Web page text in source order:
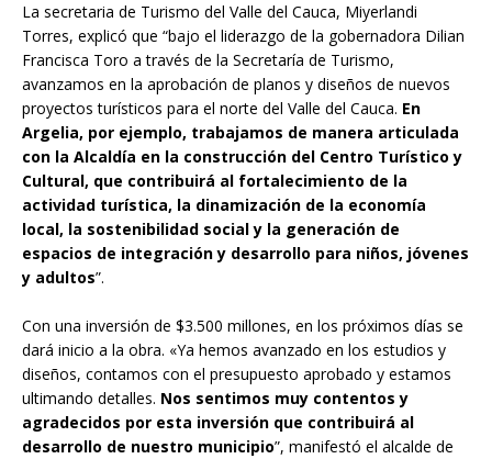
La secretaria de Turismo del Valle del Cauca, Miyerlandi
Torres, explicó que “bajo el liderazgo de la gobernadora Dilian
Francisca Toro a través de la Secretaría de Turismo,
avanzamos en la aprobación de planos y diseños de nuevos
proyectos turísticos para el norte del Valle del Cauca. En
Argelia, por ejemplo, trabajamos de manera articulada
con la Alcaldía en la construcción del Centro Turístico y
Cultural, que contribuirá al fortalecimiento de la
actividad turística, la dinamización de la economía
local, la sostenibilidad social y la generación de
espacios de integración y desarrollo para niños, jóvenes
y adultos”.
Con una inversión de $3.500 millones, en los próximos días se
dará inicio a la obra. «Ya hemos avanzado en los estudios y
diseños, contamos con el presupuesto aprobado y estamos
ultimando detalles. Nos sentimos muy contentos y
agradecidos por esta inversión que contribuirá al
desarrollo de nuestro municipio”, manifestó el alcalde de